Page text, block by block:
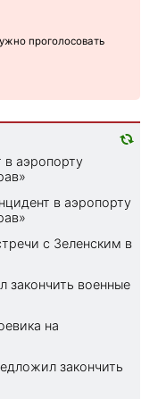
проголосовать
в аэропорту
в аэропорту
с Зеленским в
закончить военные
на
закончить